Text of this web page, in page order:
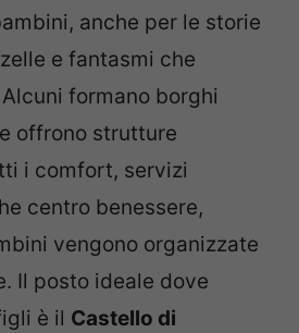
anche per le storie
e fantasmi che
formano borghi
offrono strutture
i comfort, servizi
centro benessere,
vengono organizzate
Il posto ideale dove
è il Castello di